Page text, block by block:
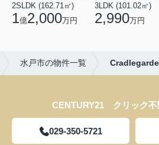
2SLDK (162.71㎡)
1億2,000万円
3LDK (101.02㎡)
2,990万円
水戸市の物件一覧
CENTURY21 クリック不
029-350-5721